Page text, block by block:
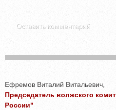
Ефремов Виталий Витальевич,
Председатель волжского
России"